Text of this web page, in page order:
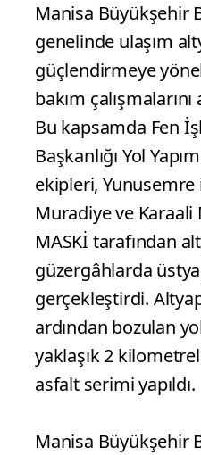
Manisa Büyükşehir
genelinde ulaşım
güçlendirmeye
bakım
Bu kapsamda Fen
Başkanlığı Yol
ekipleri, Yunusemre
Muradiye ve
MASKİ tarafından
güzergâhlarda
gerçekleştirdi.
ardından bozulan
yaklaşık 2
asfalt serimi yapıldı.
Manisa Büyükşehir